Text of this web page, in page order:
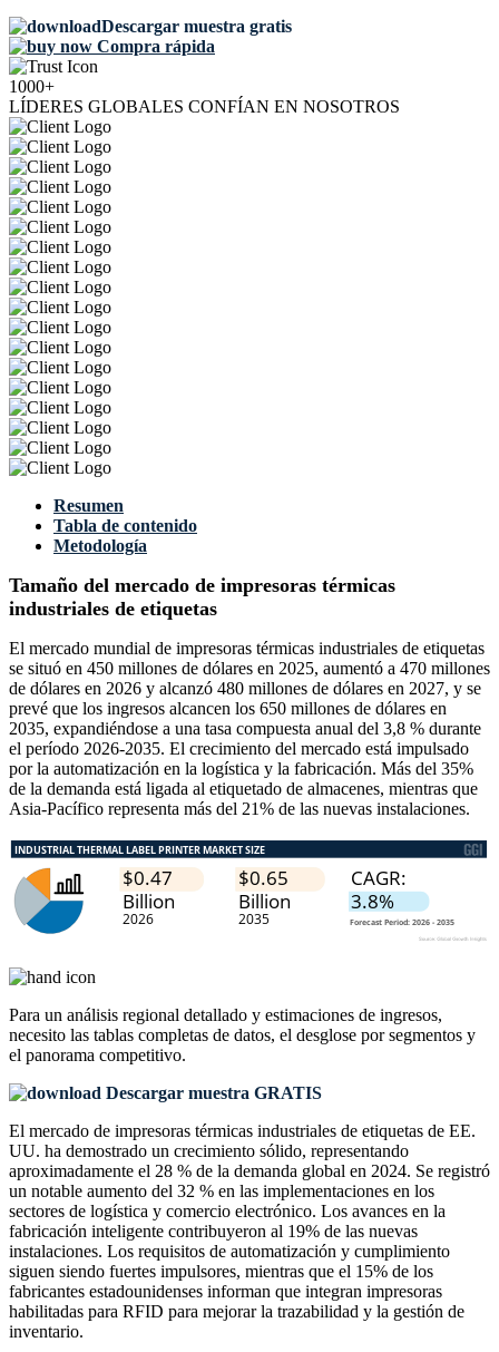
Descargar muestra gratis
Compra rápida
1000+
LÍDERES GLOBALES CONFÍAN EN NOSOTROS
Resumen
Tabla de contenido
Metodología
Tamaño del mercado de impresoras térmicas
industriales de etiquetas
El mercado mundial de impresoras térmicas industriales de etiquetas
se situó en 450 millones de dólares en 2025, aumentó a 470 millones
de dólares en 2026 y alcanzó 480 millones de dólares en 2027, y se
prevé que los ingresos alcancen los 650 millones de dólares en
2035, expandiéndose a una tasa compuesta anual del 3,8 % durante
el período 2026-2035. El crecimiento del mercado está impulsado
por la automatización en la logística y la fabricación. Más del 35%
de la demanda está ligada al etiquetado de almacenes, mientras que
Asia-Pacífico representa más del 21% de las nuevas instalaciones.
Para un análisis regional detallado y estimaciones de ingresos,
necesito las tablas completas de datos, el desglose por segmentos y
el panorama competitivo.
Descargar muestra GRATIS
El mercado de impresoras térmicas industriales de etiquetas de EE.
UU. ha demostrado un crecimiento sólido, representando
aproximadamente el 28 % de la demanda global en 2024. Se registró
un notable aumento del 32 % en las implementaciones en los
sectores de logística y comercio electrónico. Los avances en la
fabricación inteligente contribuyeron al 19% de las nuevas
instalaciones. Los requisitos de automatización y cumplimiento
siguen siendo fuertes impulsores, mientras que el 15% de los
fabricantes estadounidenses informan que integran impresoras
habilitadas para RFID para mejorar la trazabilidad y la gestión de
inventario.